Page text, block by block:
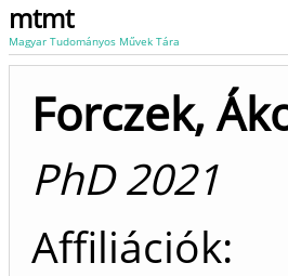
mtmt
Magyar Tudományos Művek Tára
Forczek,
PhD 2021
Affiliációk